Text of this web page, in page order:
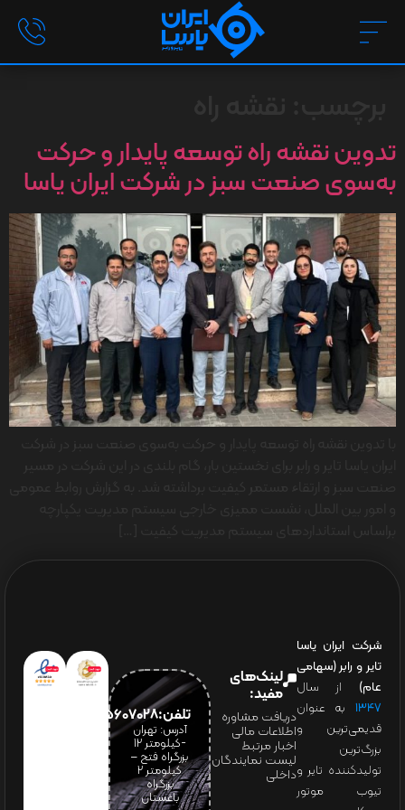
تدوین نقشه راه توسعه پایدار و حرکت
به‌سوی صنعت سبز در شرکت ایران یاسا
شرکت ایران یاسا
تایر و رابر (سهامی
عام) از سال
۱۳۴۷ به عنوان
قدیمی‌ترین و
بزرگ‌ترین
تولیدکننده تایر و
تیوب موتور
لینک‌های
مفید:
دریافت مشاوره
اطلاعات مالی
اخبار مرتبط
لیست نمایندگان
داخلی
تلفن:65607028(021)
آدرس: تهران
-کیلومتر 12
بزرگراه فتح –
کیلومتر ۲
بزرگراه
باغستان